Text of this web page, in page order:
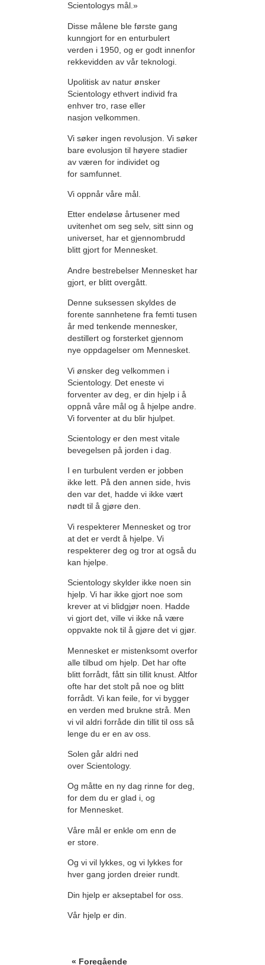
Scientologys mål.»
Disse målene ble første gang
kunngjort for en enturbulert
verden i 1950, og er godt innenfor
rekkevidden av vår teknologi.
Upolitisk av natur ønsker
Scientology ethvert individ fra
enhver tro, rase eller
nasjon velkommen.
Vi søker ingen revolusjon. Vi søker
bare evolusjon til høyere stadier
av væren for individet og
for samfunnet.
Vi oppnår våre mål.
Etter endeløse årtusener med
uvitenhet om seg selv, sitt sinn og
universet, har et gjennombrudd
blitt gjort for Mennesket.
Andre bestrebelser Mennesket har
gjort, er blitt overgått.
Denne suksessen skyldes de
forente sannhetene fra femti tusen
år med tenkende mennesker,
destillert og forsterket gjennom
nye oppdagelser om Mennesket.
Vi ønsker deg velkommen i
Scientology. Det eneste vi
forventer av deg, er din hjelp i å
oppnå våre mål og å hjelpe andre.
Vi forventer at du blir hjulpet.
Scientology er den mest vitale
bevegelsen på jorden i dag.
I en turbulent verden er jobben
ikke lett. På den annen side, hvis
den var det, hadde vi ikke vært
nødt til å gjøre den.
Vi respekterer Mennesket og tror
at det er verdt å hjelpe. Vi
respekterer deg og tror at også du
kan hjelpe.
Scientology skylder ikke noen sin
hjelp. Vi har ikke gjort noe som
krever at vi blidgjør noen. Hadde
vi gjort det, ville vi ikke nå være
oppvakte nok til å gjøre det vi gjør.
Mennesket er mistenksomt overfor
alle tilbud om hjelp. Det har ofte
blitt forrådt, fått sin tillit knust. Altfor
ofte har det stolt på noe og blitt
forrådt. Vi kan feile, for vi bygger
en verden med brukne strå. Men
vi vil aldri forråde din tillit til oss så
lenge du er en av oss.
Solen går aldri ned
over Scientology.
Og måtte en ny dag rinne for deg,
for dem du er glad i, og
for Mennesket.
Våre mål er enkle om enn de
er store.
Og vi vil lykkes, og vi lykkes for
hver gang jorden dreier rundt.
Din hjelp er akseptabel for oss.
Vår hjelp er din.
« Foregående